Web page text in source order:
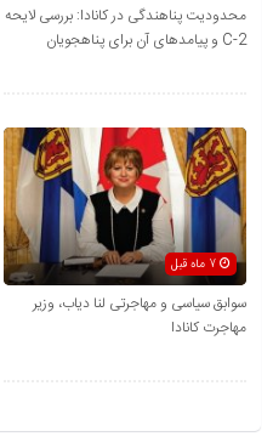
محدودیت پناهندگی در کانادا: بررسی لایحه
C-2 و پیامدهای آن برای پناهجویان
7 ماه قبل
سوابق سیاسی و مهاجرتی لنا دیاب، وزیر
مهاجرت کانادا